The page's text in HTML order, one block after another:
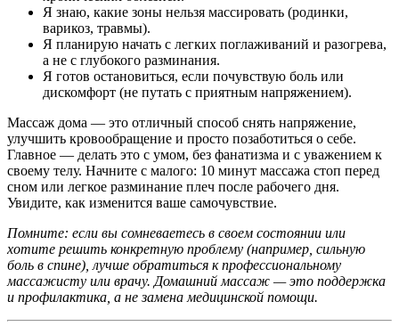
Я знаю, какие зоны нельзя массировать (родинки,
варикоз, травмы).
Я планирую начать с легких поглаживаний и разогрева,
а не с глубокого разминания.
Я готов остановиться, если почувствую боль или
дискомфорт (не путать с приятным напряжением).
Массаж дома — это отличный способ снять напряжение,
улучшить кровообращение и просто позаботиться о себе.
Главное — делать это с умом, без фанатизма и с уважением к
своему телу. Начните с малого: 10 минут массажа стоп перед
сном или легкое разминание плеч после рабочего дня.
Увидите, как изменится ваше самочувствие.
Помните: если вы сомневаетесь в своем состоянии или
хотите решить конкретную проблему (например, сильную
боль в спине), лучше обратиться к профессиональному
массажисту или врачу. Домашний массаж — это поддержка
и профилактика, а не замена медицинской помощи.